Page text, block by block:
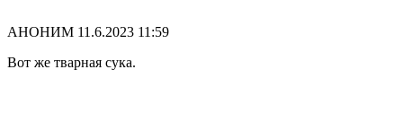
АНОНИМ 11.6.2023 11:59
Вот же тварная сука.